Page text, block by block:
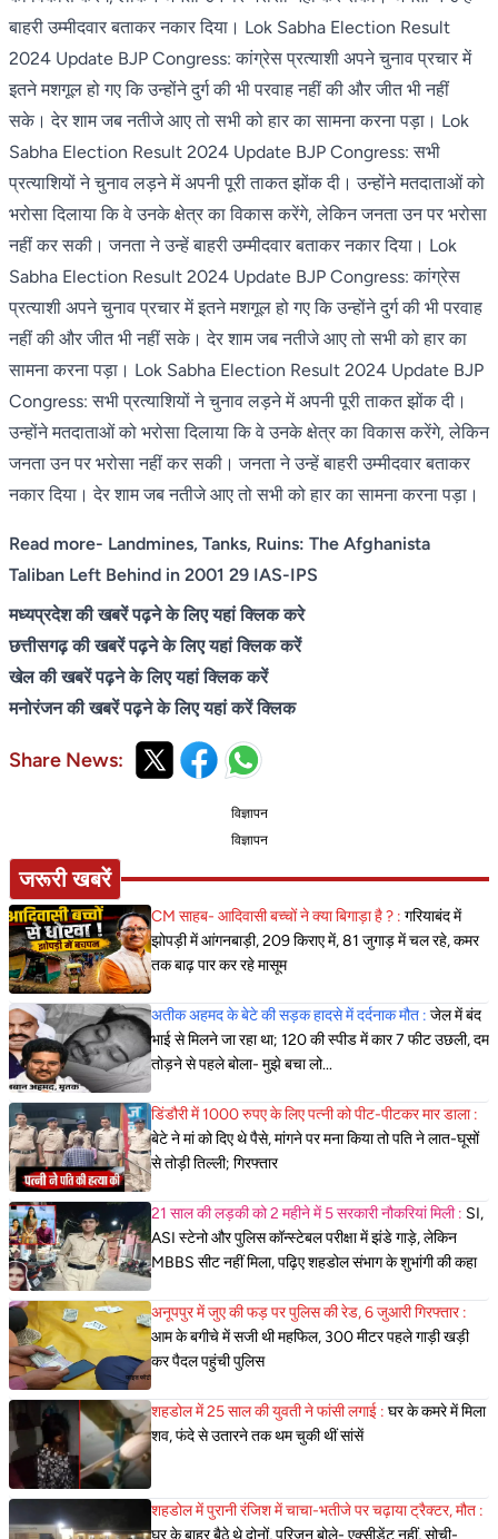
बाहरी उम्मीदवार बताकर नकार दिया। Lok Sabha Election Result
2024 Update BJP Congress: कांग्रेस प्रत्याशी अपने चुनाव प्रचार में
इतने मशगूल हो गए कि उन्होंने दुर्ग की भी परवाह नहीं की और जीत भी नहीं
सके। देर शाम जब नतीजे आए तो सभी को हार का सामना करना पड़ा। Lok
Sabha Election Result 2024 Update BJP Congress: सभी
प्रत्याशियों ने चुनाव लड़ने में अपनी पूरी ताकत झोंक दी। उन्होंने मतदाताओं को
भरोसा दिलाया कि वे उनके क्षेत्र का विकास करेंगे, लेकिन जनता उन पर भरोसा
नहीं कर सकी। जनता ने उन्हें बाहरी उम्मीदवार बताकर नकार दिया। Lok
Sabha Election Result 2024 Update BJP Congress: कांग्रेस
प्रत्याशी अपने चुनाव प्रचार में इतने मशगूल हो गए कि उन्होंने दुर्ग की भी परवाह
नहीं की और जीत भी नहीं सके। देर शाम जब नतीजे आए तो सभी को हार का
सामना करना पड़ा। Lok Sabha Election Result 2024 Update BJP
Congress: सभी प्रत्याशियों ने चुनाव लड़ने में अपनी पूरी ताकत झोंक दी।
उन्होंने मतदाताओं को भरोसा दिलाया कि वे उनके क्षेत्र का विकास करेंगे, लेकिन
जनता उन पर भरोसा नहीं कर सकी। जनता ने उन्हें बाहरी उम्मीदवार बताकर
नकार दिया। देर शाम जब नतीजे आए तो सभी को हार का सामना करना पड़ा।
Read more- Landmines, Tanks, Ruins: The Afghanista
Taliban Left Behind in 2001 29 IAS-IPS
मध्यप्रदेश की खबरें पढ़ने के लिए यहां क्लिक करे
छत्तीसगढ़ की खबरें पढ़ने के लिए यहां क्लिक करें
खेल की खबरें पढ़ने के लिए यहां क्लिक करें
मनोरंजन की खबरें पढ़ने के लिए यहां करें क्लिक
Share News:
विज्ञापन
विज्ञापन
जरूरी खबरें
CM साहब- आदिवासी बच्चों ने क्या बिगाड़ा है ? : गरियाबंद में
झोपड़ी में आंगनबाड़ी, 209 किराए में, 81 जुगाड़ में चल रहे, कमर
तक बाढ़ पार कर रहे मासूम
अतीक अहमद के बेटे की सड़क हादसे में दर्दनाक मौत : जेल में बंद
भाई से मिलने जा रहा था; 120 की स्पीड में कार 7 फीट उछली, दम
तोड़ने से पहले बोला- मुझे बचा लो...
डिंडौरी में 1000 रुपए के लिए पत्नी को पीट-पीटकर मार डाला :
बेटे ने मां को दिए थे पैसे, मांगने पर मना किया तो पति ने लात-घूसों
से तोड़ी तिल्ली; गिरफ्तार
21 साल की लड़की को 2 महीने में 5 सरकारी नौकरियां मिली : SI,
ASI स्टेनो और पुलिस कॉन्स्टेबल परीक्षा में झंडे गाड़े, लेकिन
MBBS सीट नहीं मिला, पढ़िए शहडोल संभाग के शुभांगी की कहा
अनूपपुर में जुए की फड़ पर पुलिस की रेड, 6 जुआरी गिरफ्तार :
आम के बगीचे में सजी थी महफिल, 300 मीटर पहले गाड़ी खड़ी
कर पैदल पहुंची पुलिस
शहडोल में 25 साल की युवती ने फांसी लगाई : घर के कमरे में मिला
शव, फंदे से उतारने तक थम चुकी थीं सांसें
शहडोल में पुरानी रंजिश में चाचा-भतीजे पर चढ़ाया ट्रैक्टर, मौत :
घर के बाहर बैठे थे दोनों, परिजन बोले- एक्सीडेंट नहीं, सोची-